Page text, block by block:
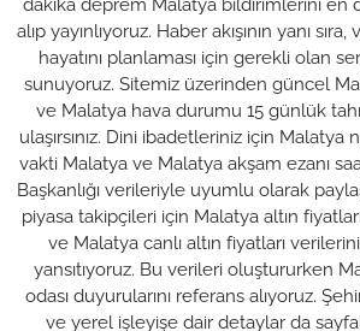
alıp yayınlıyoruz. Haber akışının yanı
hayatını planlaması için gerekli olan
sunuyoruz. Sitemiz üzerinden güncel
ve Malatya hava durumu 15 günlük
ulaşırsınız. Dini ibadetleriniz için Malatya
vakti Malatya ve Malatya akşam ezanı
Başkanlığı verileriyle uyumlu olarak
piyasa takipçileri için Malatya altın
ve Malatya canlı altın fiyatları
yansıtıyoruz. Bu verileri oluştururken
odası duyurularını referans alıyoruz.
ve yerel işleyişe dair detaylar da